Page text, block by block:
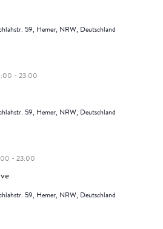
59, Hemer, NRW, Deutschland
- 23:00
59, Hemer, NRW, Deutschland
- 23:00
59, Hemer, NRW, Deutschland